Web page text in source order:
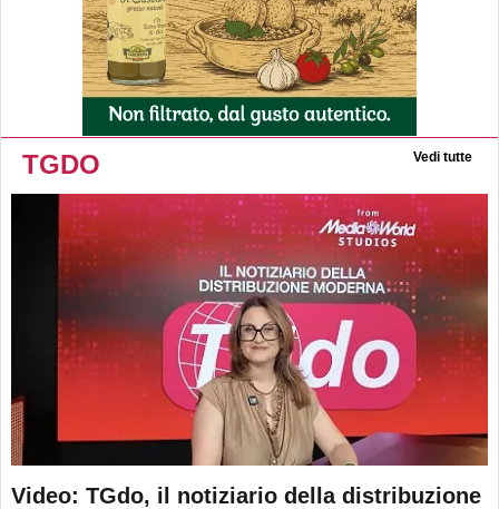
TGDO Vedi tutte
Video: TGdo, il notiziario della distribuzione